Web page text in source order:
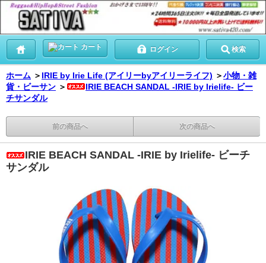
カート ログイン 検索
ホーム ＞ IRIE by Irie Life (アイリーbyアイリーライフ) ＞小物・雑
貨・ビーサン ＞
IRIE BEACH SANDAL -IRIE by Irielife- ビー
チサンダル
前の商品へ 次の商品へ
IRIE BEACH SANDAL -IRIE by Irielife- ビーチ
サンダル